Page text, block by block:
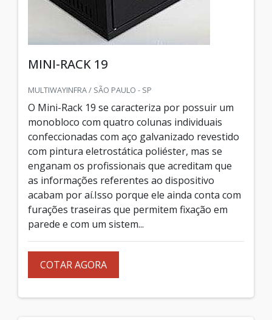
MINI-RACK 19
MULTIWAYINFRA / SÃO PAULO - SP
O Mini-Rack 19 se caracteriza por possuir um
monobloco com quatro colunas individuais
confeccionadas com aço galvanizado revestido
com pintura eletrostática poliéster, mas se
enganam os profissionais que acreditam que
as informações referentes ao dispositivo
acabam por aí.Isso porque ele ainda conta com
furações traseiras que permitem fixação em
parede e com um sistem...
COTAR AGORA